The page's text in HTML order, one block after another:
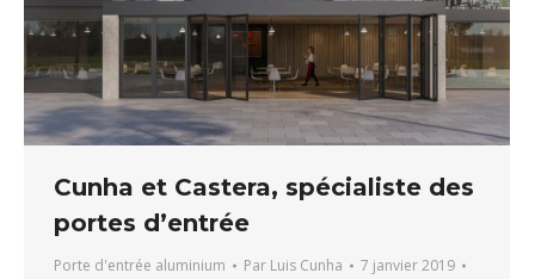
Cunha et Castera, spécialiste des
portes d’entrée
Porte d'entrée aluminium Par Luis Cunha
7 janvier 2019